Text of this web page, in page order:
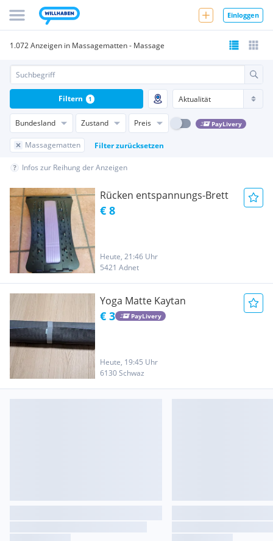
Einloggen
1.072 Anzeigen in Massagematten - Massage
Bundesland Zustand Preis PayLivery
Massagematten Filter zurücksetzen
Filtern 1
Infos zur Reihung der Anzeigen
Rücken entspannungs-Brett
€ 8
Heute, 21:46 Uhr
5421 Adnet
Yoga Matte Kaytan
€ 3 PayLivery
Heute, 19:45 Uhr
6130 Schwaz